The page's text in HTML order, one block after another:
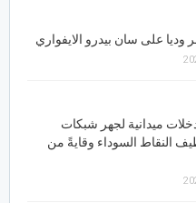
وديا على سان بيدرو الايفواري
ميدانية لجهر شبكات
النقاط السوداء وقايةً من